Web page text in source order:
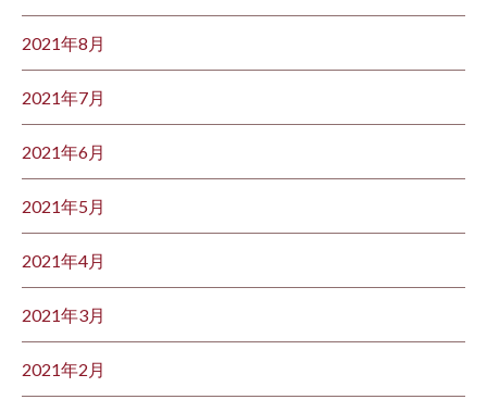
2021年8月
2021年7月
2021年6月
2021年5月
2021年4月
2021年3月
2021年2月